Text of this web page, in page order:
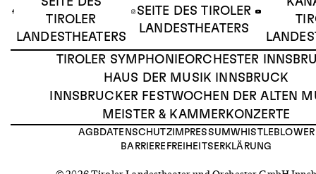
TIROLER
LANDESTHEATERS
SEITE DES TIROLER
LANDESTHEATERS
TIROLER SYMPHONIEORCHESTER
HAUS DER MUSIK INNSBRUCK
INNSBRUCKER FESTWOCHEN DER ALTEN
MEISTER & KAMMERKONZERTE
AGB DATENSCHUTZIMPRESSUMWHISTLEBLOWER
BARRIEREFREIHEITSERKLÄRUNG